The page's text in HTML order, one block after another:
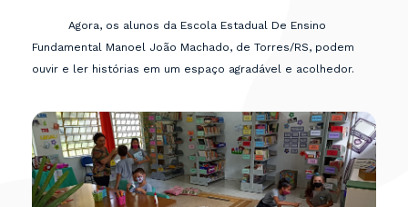
Agora, os alunos da Escola Estadual De Ensino
Fundamental Manoel João Machado, de Torres/RS, podem
ouvir e ler histórias em um espaço agradável e acolhedor.